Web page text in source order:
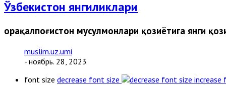
Ўзбекистон янгиликлари
Қорақалпоғистон мусулмонлари қозиётига янги
muslim.uz.umi
- ноябрь. 28, 2023
font size decrease font size increase